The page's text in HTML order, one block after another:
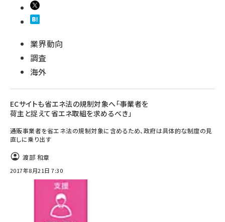
業界動向
調査
海外
ECサイトも省エネ法の規制対象へ――「事業者を
荷主と捉えて省エネ取組を求めるべき」
通販事業者を省エネ法の規制対象に含めるため、政府は具体的な制度の見
直しに乗り出す
渡部 和章
2017年8月21日 7:30